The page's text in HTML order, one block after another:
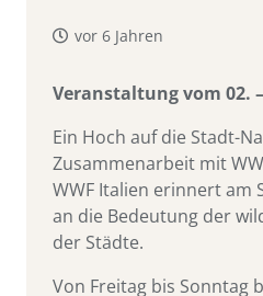
vor 6 Jahren
Veranstaltung vom 02.
Ein Hoch auf die Stadt-
Zusammenarbeit mit
WWF Italien erinnert am
an die Bedeutung der
der Städte.
Von Freitag bis Sonntag